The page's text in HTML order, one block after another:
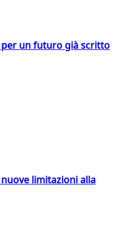
per un futuro già scritto
limitazioni alla